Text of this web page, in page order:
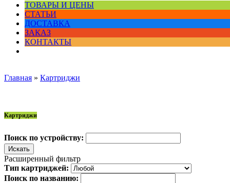
ТОВАРЫ И ЦЕНЫ
СТАТЬИ
ДОСТАВКА
ЗАКАЗ
КОНТАКТЫ
Главная » Картриджи
Картриджи
Поиск по устройству:
Расширенный фильтр
Тип картриджей:
Поиск по названию: